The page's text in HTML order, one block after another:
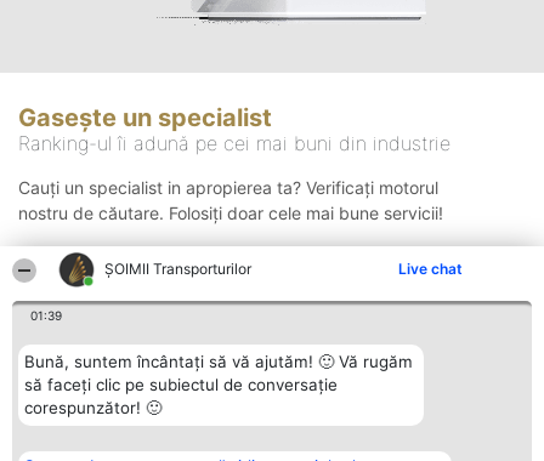
ȘOIMII Transporturilor Live chat
01:39
Bună, suntem încântați să vă ajutăm! 🙂 Vă rugăm
să faceți clic pe subiectul de conversație
corespunzător! 🙂
Gasește un specialist
Ranking-ul îi adună pe cei mai buni din industrie
Cauți un specialist in apropierea ta? Verificați motorul
nostru de căutare. Folosiți doar cele mai bune servicii!